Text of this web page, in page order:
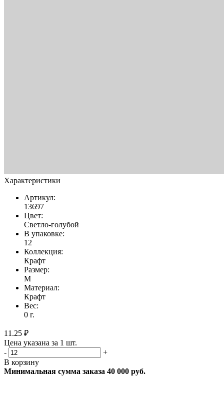
Характеристики
Артикул:
13697
Цвет:
Светло-голубой
В упаковке:
12
Коллекция:
Крафт
Размер:
M
Материал:
Крафт
Вес:
0 г.
11.25 ₽
Цена указана за 1 шт.
-
+
В корзину
Минимальная сумма заказа 40 000 руб.